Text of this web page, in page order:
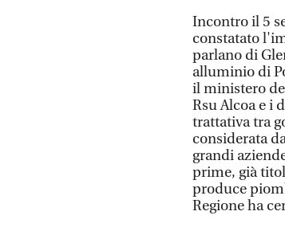
Incontro il 5
constatato
parlano di
alluminio di
il ministero
Rsu Alcoa e i
trattativa tra
considerata
grandi
prime, già
produce
Regione ha